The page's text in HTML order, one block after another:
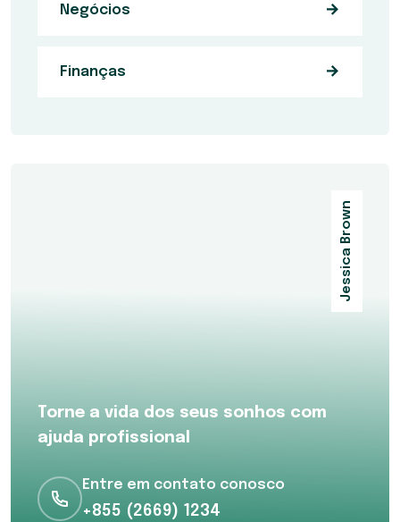
Negócios
Finanças
Jessica Brown
Torne a vida dos seus sonhos com
ajuda profissional
Entre em contato conosco
+855 (2669) 1234